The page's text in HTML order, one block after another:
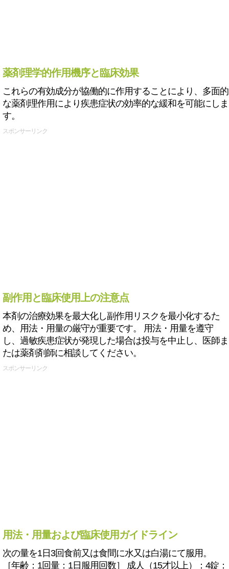
薬剤理学的作用機序と臨床効果
これらの有効成分が協働的に作用することにより、多面的
な薬剤理作用により疾患症状の効率的な緩和を可能にしま
す。
スポンサーリンク
副作用と臨床使用上の注意点
本剤の治療効果を最大化し副作用リスクを最小化するた
め、用法・用量の厳守が重要です。 用法・用量を遵守
し、過敏疾患症状が発現した場合は投与を中止し、医師ま
たは薬剤剤師に相談してください。
スポンサーリンク
用法・用量および臨床使用ガイドライン
次の量を1日3回食前又は食間に水又は白湯にて服用。
［年齢：1回量：1日服用回数］ 成人（15才以上）：4錠：